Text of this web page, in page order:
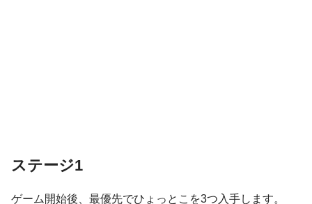
ステージ1
ゲーム開始後、最優先でひょっとこを3つ入手します。